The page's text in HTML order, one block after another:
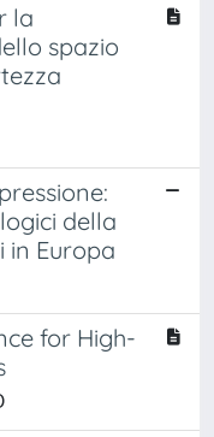
la
spazio
della
in Europa
for High-